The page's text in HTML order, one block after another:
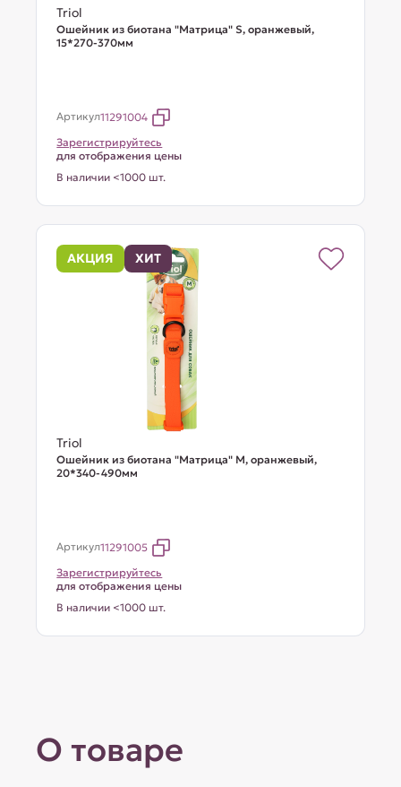
Triol
Ошейник из биотана "Матрица" S, оранжевый,
15*270-370мм
Артикул11291004
Зарегистрируйтесь
для отображения цены
В наличии <1000 шт.
АКЦИЯ ХИТ
Triol
Ошейник из биотана "Матрица" M, оранжевый,
20*340-490мм
Артикул11291005
Зарегистрируйтесь
для отображения цены
В наличии <1000 шт.
О товаре